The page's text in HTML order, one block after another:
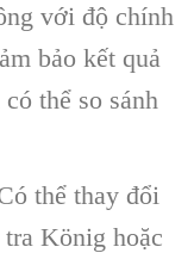
với độ chính
bảo kết quả
thể so sánh
thể thay đổi
König hoặc